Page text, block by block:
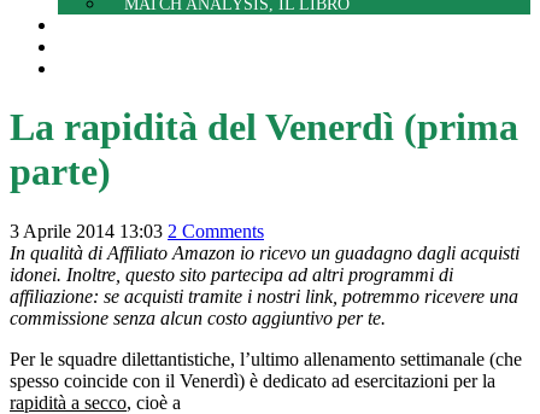
MATCH ANALYSIS, IL LIBRO
La rapidità del Venerdì (prima
parte)
3 Aprile 2014 13:03 2 Comments
In qualità di Affiliato Amazon io ricevo un guadagno dagli acquisti
idonei. Inoltre, questo sito partecipa ad altri programmi di
affiliazione: se acquisti tramite i nostri link, potremmo ricevere una
commissione senza alcun costo aggiuntivo per te.
Per le squadre dilettantistiche, l’ultimo allenamento settimanale (che
spesso coincide con il Venerdì) è dedicato ad esercitazioni per la
rapidità a secco, cioè a